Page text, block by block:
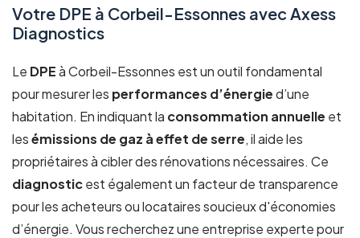
Votre DPE à Corbeil-Essonnes avec Axess
Diagnostics
Le DPEà Corbeil-Essonnes est un outil fondamental
pour mesurer les performances d’énergied’une
habitation. En indiquant la consommation annuelle et
lesémissions de gaz à effet de serre, il aide les
propriétaires à cibler des rénovations nécessaires. Ce
diagnosticest également un facteur de transparence
pour les acheteurs ou locataires soucieux d'économies
d’énergie. Vous recherchez une entreprise experte pour